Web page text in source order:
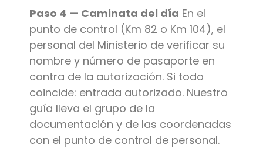
Paso 4 — Caminata del día En el
punto de control (Km 82 o Km 104), el
personal del Ministerio de verificar su
nombre y número de pasaporte en
contra de la autorización. Si todo
coincide: entrada autorizado. Nuestro
guía lleva el grupo de la
documentación y de las coordenadas
con el punto de control de personal.